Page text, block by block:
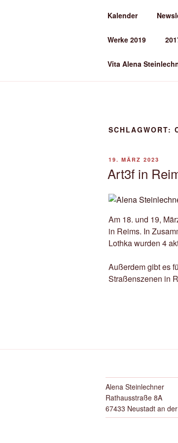
Kalender
Werke 2019
Vita Alena
SCHLAGWORT:
VERÖFFENTLICHT
19. MÄRZ 2023
Art3f in
Am 18. und 19,
in Reims. In
Lothka wurden 4
Außerdem gibt es
Straßenszenen in
Alena Steinlechner
Rathausstraße 8A
67433 Neustadt an